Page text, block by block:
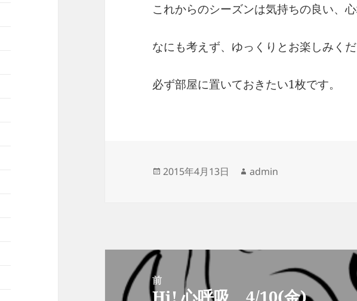
これからのシーズンは気持ちの良い、
なにも考えず、ゆっくりとお楽しみく
必ず部屋に置いておきたい1枚です。
投
2015年4月13日
作
admin
前
前